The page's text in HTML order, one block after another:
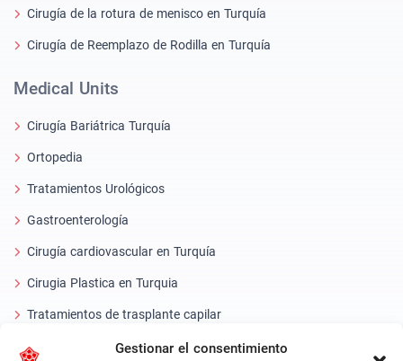
Gestionar el consentimiento
Cirugía de la rotura de menisco en Turquía
Cirugía de Reemplazo de Rodilla en Turquía
Medical Units
Cirugía Bariátrica Turquía
Ortopedia
Tratamientos Urológicos
Gastroenterología
Cirugía cardiovascular en Turquía
Cirugia Plastica en Turquia
Tratamientos de trasplante capilar
Tratamientos Dentales Turquía